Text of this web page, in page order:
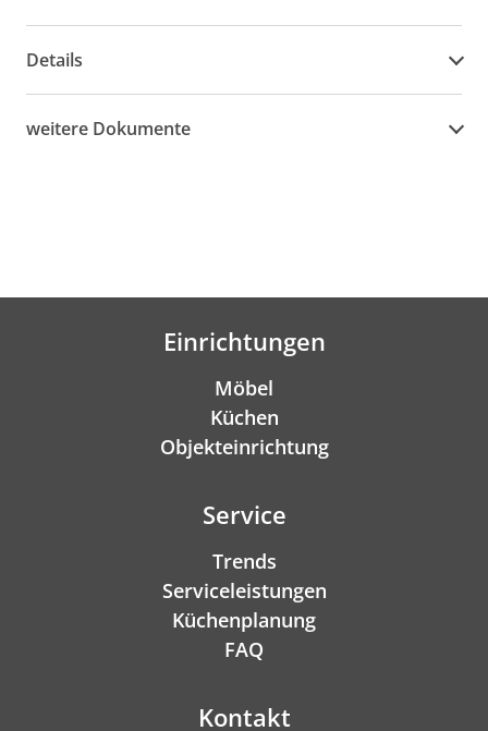
Details
weitere Dokumente
Einrichtungen
Möbel
Küchen
Objekteinrichtung
Service
Trends
Serviceleistungen
Küchenplanung
FAQ
Kontakt